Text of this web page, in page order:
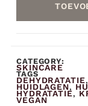
CATEGORY:
SKINCARE
TAGS
DEHYDRATATIE,
HUIDLAGEN,
HYDRATATIE,
VEGAN